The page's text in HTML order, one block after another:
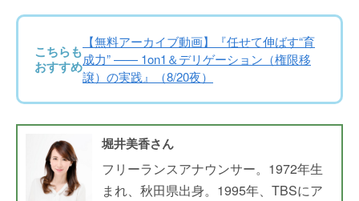
こちらも
おすすめ
【無料アーカイブ動画】『任せて伸ばす“育
成力” —— 1on1＆デリゲーション（権限移
譲）の実践』（8/20夜）
堀井美香さん
フリーランスアナウンサー。1972年生
まれ、秋田県出身。1995年、TBSにア